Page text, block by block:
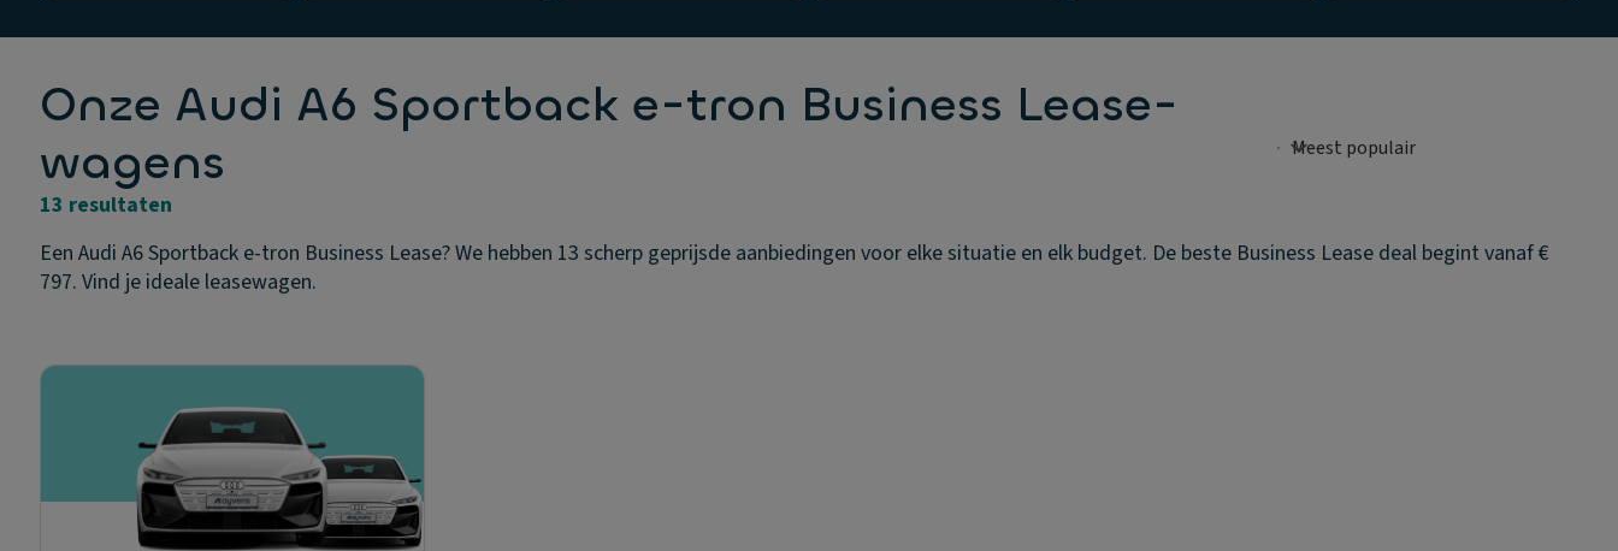
Onze Audi A6 Sportback e-tron Business Lease-
wagens
13 resultaten
Een Audi A6 Sportback e-tron Business Lease? We hebben 13 scherp geprijsde aanbiedingen voor elke situatie en elk budget. De beste Business Lease deal begint vanaf €
797. Vind je ideale leasewagen.